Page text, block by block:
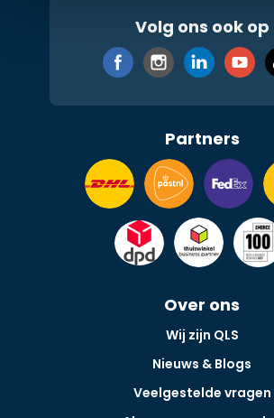
Volg ons ook op
Partners
Over ons
Wij zijn QLS
Nieuws & Blogs
Veelgestelde vragen